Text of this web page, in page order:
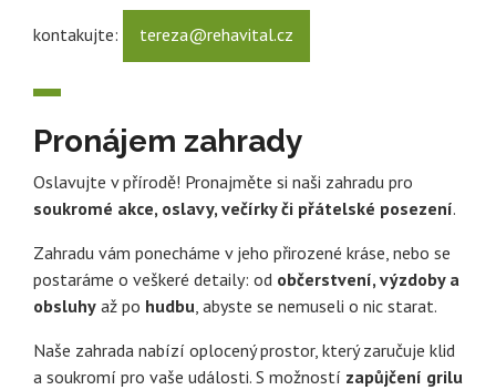
kontakujte: tereza@rehavital.cz
Pronájem zahrady
Oslavujte v přírodě! Pronajměte si naši zahradu pro
soukromé akce, oslavy, večírky či přátelské posezení.
Zahradu vám ponecháme v jeho přirozené kráse, nebo se
postaráme o veškeré detaily: od občerstvení, výzdoby a
obsluhy až po hudbu , abyste se nemuseli o nic starat.
Naše zahrada nabízí oplocený prostor, který zaručuje klid
a soukromí pro vaše události. S možností zapůjčení grilu